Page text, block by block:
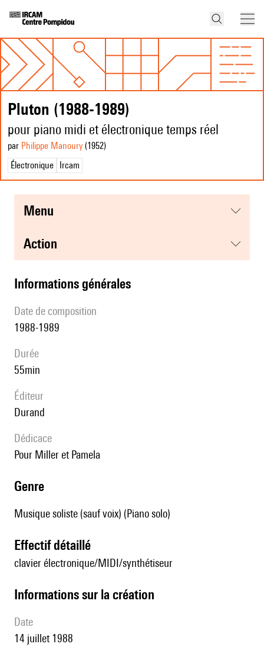
Pluton (1988-1989)
pour piano midi et électronique temps réel
par Philippe Manoury (1952)
Électronique
Ircam
menu
action
informations générales
date de composition
1988-1989
durée
55min
éditeur
Durand
Dédicace
pour Miller et Pamela
genre
Musique soliste (sauf voix) (Piano solo)
effectif détaillé
clavier électronique/MIDI/synthétiseur
informations sur la création
date
14 juillet 1988